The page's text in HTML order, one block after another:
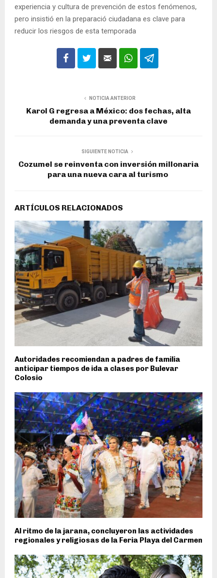
experiencia y cultura de prevención de estos fenómenos,
pero insistió en la preparació ciudadana es clave para
reducir los riesgos de esta temporada
NOTICIA ANTERIOR
Karol G regresa a México: dos fechas, alta
demanda y una preventa clave
SIGUIENTE NOTICIA
Cozumel se reinventa con inversión millonaria
para una nueva cara al turismo
ARTÍCULOS RELACIONADOS
Autoridades recomiendan a padres de familia
anticipar tiempos de ida a clases por Bulevar
Colosio
Al ritmo de la jarana, concluyeron las actividades
regionales y religiosas de la Feria Playa del Carmen